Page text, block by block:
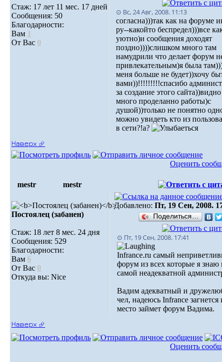
Стаж: 17 лет 11 мес. 17 дней
Сообщения: 50
Благодарности:
Вам 1
От Вас 0
⊙ Вс, 24 Авг, 2008. 11:13
согласна)))так как на форуме
ру--какойто беспредел)))все
уютно)и сообщения доходят
поздно))))слишком много там
намудрили что делает форум
привлекательным)я была
меня больше не будет))хочу
вами))!!!!!!!!!спасибо
за создание этого
много проделанно работы)с
душой))только не понятно
можно увидеть кто из
в сети?!а?
Наверх ⮵
Оценить
mestr mestr
Постоялец (забанен)
Стаж: 18 лет 8 мес. 24 дня
Сообщения: 529
Благодарности:
Вам 6
От Вас 0
Откуда вы: Nice
Добавлено: Пт, 19 Сен, 2008.
Поделиться…
⊙ Пт, 19 Сен, 2008. 17:41
Infrance.ru самый
форум из всех которые я знаю
самой неадекватной
Вадим адекватный и
чел, надеюсь Infrance загнется
место займет форум Вадима.
Наверх ⮵
Оценить